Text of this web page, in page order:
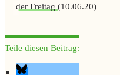
der Freitag(10.06.20)
Teile diesen Beitrag: